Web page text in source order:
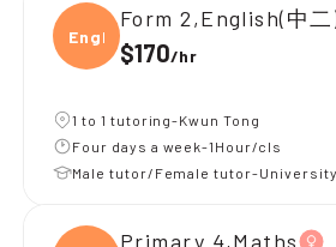
Engli
Form 2,English(中
$170/hr
1 to 1 tutoring-Kwun Tong
Four days a week-1Hour/cls
Male tutor/Female tutor-University
Primary 4,Maths